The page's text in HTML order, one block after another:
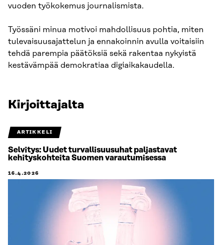
vuoden työkokemus journalismista.
Työssäni minua motivoi mahdollisuus pohtia, miten
tulevaisuusajattelun ja ennakoinnin avulla voitaisiin
tehdä parempia päätöksiä sekä rakentaa nykyistä
kestävämpää demokratiaa digiaikakaudella.
Kirjoittajalta
ARTIKKELI
Selvitys: Uudet turvallisuusuhat paljastavat
kehityskohteita Suomen varautumisessa
16.4.2026